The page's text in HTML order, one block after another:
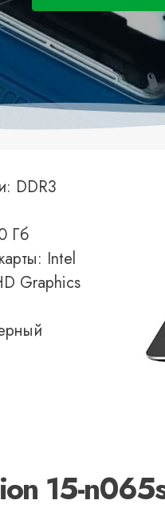
DDR3
Гб
Intel
Graphics
15-